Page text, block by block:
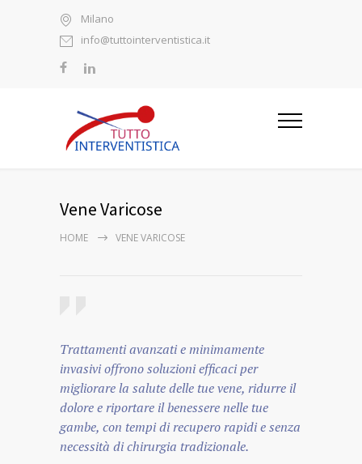
Milano
info@tuttointerventistica.it
Vene Varicose
HOME VENE VARICOSE
Trattamenti avanzati e minimamente
invasivi offrono soluzioni efficaci per
migliorare la salute delle tue vene, ridurre il
dolore e riportare il benessere nelle tue
gambe, con tempi di recupero rapidi e senza
necessità di chirurgia tradizionale.